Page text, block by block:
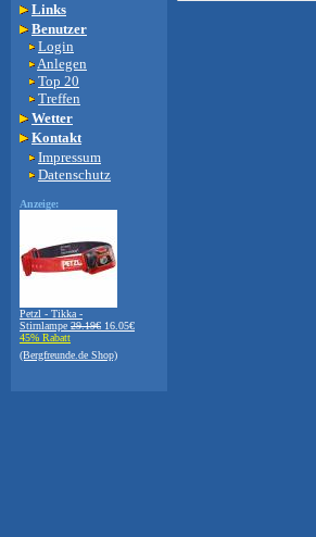
Links
Benutzer
Login
Anlegen
Top 20
Treffen
Wetter
Kontakt
Impressum
Datenschutz
Anzeige:
Petzl - Tikka -
Stirnlampe 29.19€ 16.05€
45% Rabatt
(Bergfreunde.de Shop)